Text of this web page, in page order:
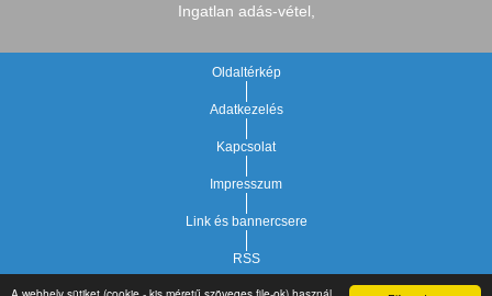
Ingatlan adás-vétel,
Oldaltérkép
Adatkezelés
Kapcsolat
Impresszum
Link és bannercsere
RSS